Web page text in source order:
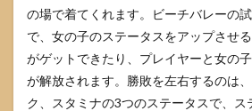
の場で着てくれます。ビーチバレーの
で、女の子のステータスをアップさせ
がゲットできたり、プレイヤーと女の
が解放されます。勝敗を左右するのは
ク、スタミナの3つのステータスで、